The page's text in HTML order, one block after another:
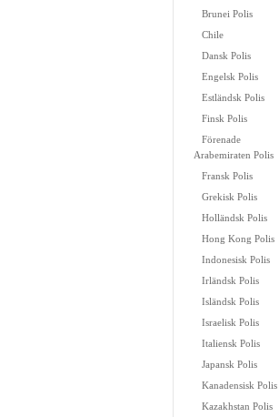
Brunei Polis
Chile
Dansk Polis
Engelsk Polis
Estländsk Polis
Finsk Polis
Förenade
Arabemiraten Polis
Fransk Polis
Grekisk Polis
Holländsk Polis
Hong Kong Polis
Indonesisk Polis
Irländsk Polis
Isländsk Polis
Israelisk Polis
Italiensk Polis
Japansk Polis
Kanadensisk Polis
Kazakhstan Polis